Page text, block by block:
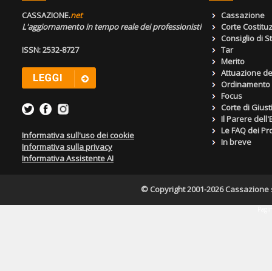
CASSAZIONE.net
L'aggiornamento in tempo reale dei professionisti
ISSN: 2532-8727
Informativa sull'uso dei cookie
Informativa sulla privacy
Informativa Assistente AI
Cassazione
Corte
Consiglio di
Tar
Merito
Attuazione
Focus
Corte di
Il Parere
Le FAQ dei
In breve
© Copyright 2001-2026 Cassazione